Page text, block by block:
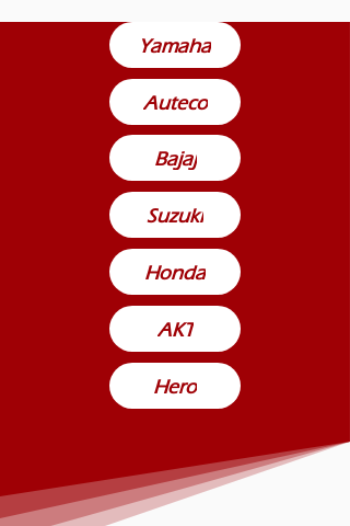
Yamaha
Auteco
Bajaj
Suzuki
Honda
AKT
Hero